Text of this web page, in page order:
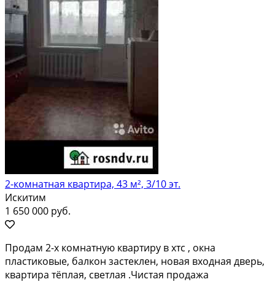
2-комнатная квартира, 43 м², 3/10 эт.
Искитим
1 650 000 руб.
Продам 2-х комнатную квартиру в хтс , окна
пластиковые, балкон застеклен, новая входная дверь,
квартира тёплая, светлая .Чистая продажа